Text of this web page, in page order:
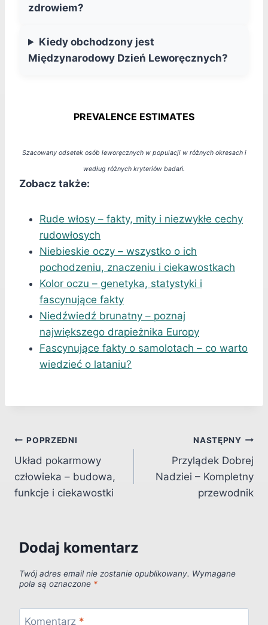
zdrowiem?
Kiedy obchodzony jest
Międzynarodowy Dzień Leworęcznych?
PREVALENCE ESTIMATES
Szacowany odsetek osób leworęcznych w populacji w różnych okresach i
według różnych kryteriów badań.
Zobacz także:
Rude włosy – fakty, mity i niezwykłe cechy
rudowłosych
Niebieskie oczy – wszystko o ich
pochodzeniu, znaczeniu i ciekawostkach
Kolor oczu – genetyka, statystyki i
fascynujące fakty
Niedźwiedź brunatny – poznaj
największego drapieżnika Europy
Fascynujące fakty o samolotach – co warto
wiedzieć o lataniu?
Nawigacja
wpisu
POPRZEDNI
Układ pokarmowy
człowieka – budowa,
funkcje i ciekawostki
NASTĘPNY
Przylądek Dobrej
Nadziei – Kompletny
przewodnik
Dodaj komentarz
Twój adres email nie zostanie opublikowany. Wymagane
pola są oznaczone *
Komentarz *